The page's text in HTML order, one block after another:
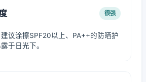
很强
议涂擦SPF20以上、PA++的防晒护
于日光下。